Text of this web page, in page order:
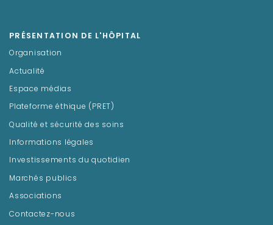
PRÉSENTATION DE L'HÔPITAL
Organisation
Actualité
Espace médias
Plateforme éthique (PRET)
Qualité et sécurité des soins
Informations légales
Investissements du quotidien
Marchés publics
Associations
Contactez-nous